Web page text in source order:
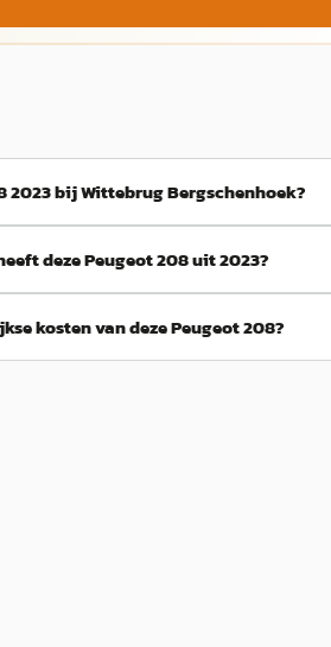
2023 bij Wittebrug Bergschenhoek?
deze Peugeot 208 uit 2023?
kosten van deze Peugeot 208?